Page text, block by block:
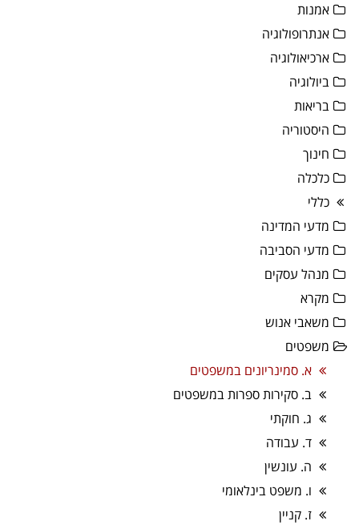
אמנות
אנתרופולוגיה
ארכיאולוגיה
ביולוגיה
בריאות
היסטוריה
חינוך
כלכלה
כללי
מדעי המדינה
מדעי הסביבה
מנהל עסקים
מקרא
משאבי אנוש
משפטים
א. סמינריונים במשפטים
ב. סקירות ספרות במשפטים
ג. חוקתי
ד. עבודה
ה. עונשין
ו. משפט בינלאומי
ז. קניין